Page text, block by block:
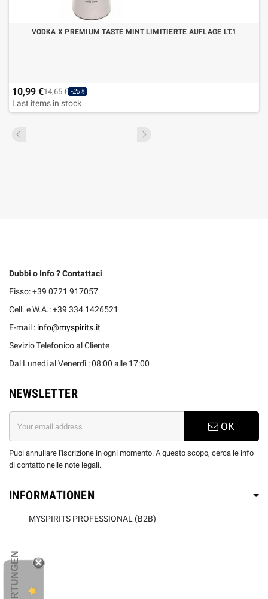
VODKA X PREMIUM TASTE MINT LIMITIERTE AUFLAGE LT.1
10,99 €14,65 € -25%
Last items in stock
Dubbi o Info ? Contattaci
Fisso: +39 0721 917057
Cell. e W.A.: +39 334 1426521
E-mail : info@myspirits.it
Sevizio Telefonico al Cliente
Dal Lunedi al Venerdì : 08:00 alle 17:00
NEWSLETTER
OK
Puoi annullare l'iscrizione in ogni momento. A questo scopo, cerca le info
di contatto nelle note legali.
INFORMATIONEN
MYSPIRITS PROFESSIONAL (B2B)